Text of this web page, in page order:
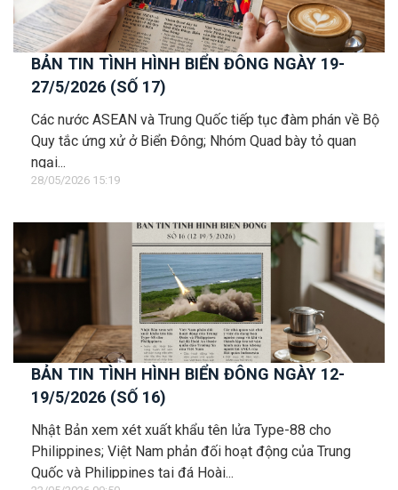
BẢN TIN TÌNH HÌNH BIỂN ĐÔNG NGÀY 19-
27/5/2026 (SỐ 17)
Các nước ASEAN và Trung Quốc tiếp tục đàm phán về Bộ
Quy tắc ứng xử ở Biển Đông; Nhóm Quad bày tỏ quan
ngại...
28/05/2026 15:19
BẢN TIN TÌNH HÌNH BIỂN ĐÔNG NGÀY 12-
19/5/2026 (SỐ 16)
Nhật Bản xem xét xuất khẩu tên lửa Type-88 cho
Philippines; Việt Nam phản đối hoạt động của Trung
Quốc và Philippines tại đá Hoài...